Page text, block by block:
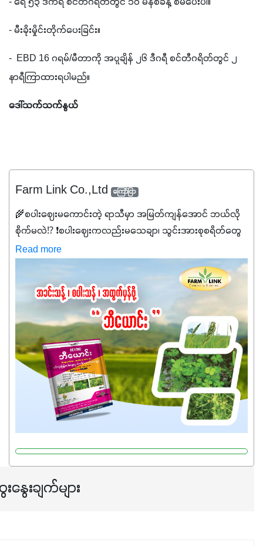
- ရေ ၅၃ ဒီကရီ စင်တီဂရိတ်တွင် ၁၀ မိနစ်ခန့် စိမ်ပေးပါ။
- မီးခိုးမှိုင်းတိုက်ပေးခြင်း။
-  EBD 16 ဂရမ်/မီတာကို အပူချိန် ၂၆ ဒီဂရီ စင်တီဂရိတ်တွင် ၂
နာရီကြာထားရပါမည်။
ဒေါ်သက်သက်နွယ်
Farm Link Co.,Ltd ကြော်ငြာ
🌾စပါးဈေးမကောင်းတဲ့ ရာသီမှာ အမြတ်ကျန်အောင် ဘယ်လို
စိုက်မလဲ⁉️ ❗စပါးဈေးကလည်းမသေချာ၊ သွင်းအားစုစရိတ်တွေ
ကလည်း တက်နေတဲ့ဒီလိုအချိန်မှာ သွင်းအားစုဖိုးကို လျှော့ချပြီး
အထွက်နှုန်းကို ထိန်းထားနိုင်မှ ဦးကြီးတို့ အဆင်ပြေမှာနော် ✔️ဒါ
ကြောင့် ကိုယ်သုံးသမျှ ကိုယ့်အတွက်အကျိုးရစေမယ့်
အရည်အသွေးစိတ်ချရတဲ့ သွင်းအားစုပစ္စည်းတွေကိုပဲ ရွေးချယ်
သုံးသင့်ပါတယ်။
Read more
နွေးချက်များ